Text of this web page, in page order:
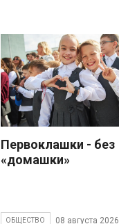
Первоклашки - без
«домашки»
ОБЩЕСТВО 08 августа 2026